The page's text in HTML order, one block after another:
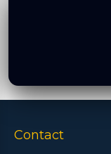
Nimet Seasonal
Conference, 04 02
Contact